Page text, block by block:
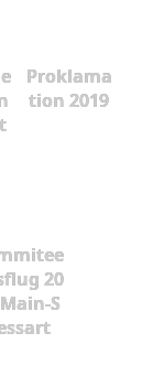
Proklama
tion 2019
20
S